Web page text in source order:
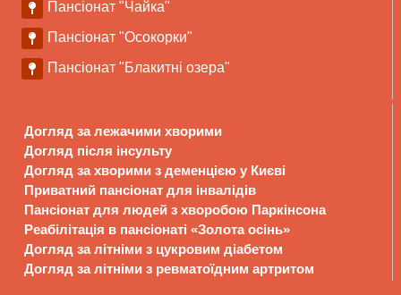
Пансіонат "Чайка"
Пансіонат "Осокорки"
Пансіонат "Блакитні озера"
Догляд за лежачими хворими
Догляд після інсульту
Догляд за хворими з деменцією у Києві
Приватний пансіонат для інвалідів
Пансіонат для людей з хворобою Паркінсона
Реабілітація в пансіонаті «Золота осінь»
Догляд за літніми з цукровим діабетом
Догляд за літніми з ревматоїдним артритом